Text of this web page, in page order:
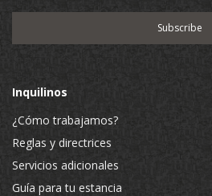
Inquilinos
¿Cómo trabajamos?
Reglas y directrices
Servicios adicionales
Guía para tu estancia